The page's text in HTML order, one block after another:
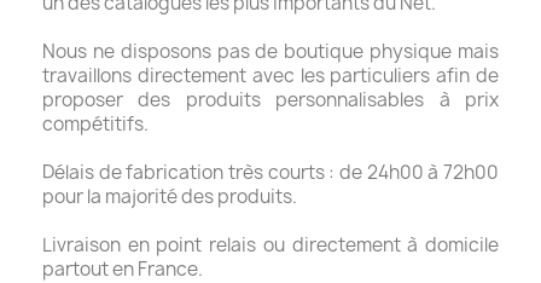
Nous ne disposons pas de boutique physique mais
travaillons directement avec les particuliers afin de
proposer des produits personnalisables à prix
compétitifs.
Délais de fabrication très courts : de 24h00 à 72h00
pour la majorité des produits.
Livraison en point relais ou directement à domicile
partout en France.